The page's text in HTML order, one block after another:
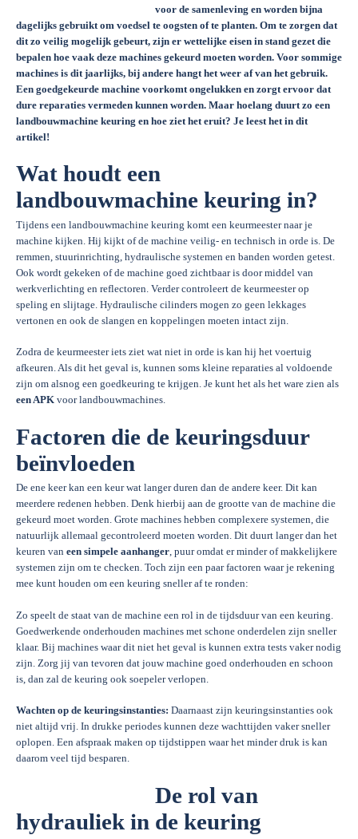
voor de samenleving en worden bijna
dagelijks gebruikt om voedsel te oogsten of te planten. Om te zorgen dat
dit zo veilig mogelijk gebeurt, zijn er wettelijke eisen in stand gezet die
bepalen hoe vaak deze machines gekeurd moeten worden. Voor sommige
machines is dit jaarlijks, bij andere hangt het weer af van het gebruik.
Een goedgekeurde machine voorkomt ongelukken en zorgt ervoor dat
dure reparaties vermeden kunnen worden. Maar hoelang duurt zo een
landbouwmachine keuring en hoe ziet het eruit? Je leest het in dit
artikel!
Wat houdt een
landbouwmachine keuring in?
Tijdens een landbouwmachine keuring komt een keurmeester naar je
machine kijken. Hij kijkt of de machine veilig- en technisch in orde is. De
remmen, stuurinrichting, hydraulische systemen en banden worden getest.
Ook wordt gekeken of de machine goed zichtbaar is door middel van
werkverlichting en reflectoren. Verder controleert de keurmeester op
speling en slijtage. Hydraulische cilinders mogen zo geen lekkages
vertonen en ook de slangen en koppelingen moeten intact zijn.
Zodra de keurmeester iets ziet wat niet in orde is kan hij het voertuig
afkeuren. Als dit het geval is, kunnen soms kleine reparaties al voldoende
zijn om alsnog een goedkeuring te krijgen. Je kunt het als het ware zien als
een APK voor landbouwmachines.
Factoren die de keuringsduur
beïnvloeden
De ene keer kan een keur wat langer duren dan de andere keer. Dit kan
meerdere redenen hebben. Denk hierbij aan de grootte van de machine die
gekeurd moet worden. Grote machines hebben complexere systemen, die
natuurlijk allemaal gecontroleerd moeten worden. Dit duurt langer dan het
keuren van een simpele aanhanger, puur omdat er minder of makkelijkere
systemen zijn om te checken. Toch zijn een paar factoren waar je rekening
mee kunt houden om een keuring sneller af te ronden:
Zo speelt de staat van de machine een rol in de tijdsduur van een keuring.
Goedwerkende onderhouden machines met schone onderdelen zijn sneller
klaar. Bij machines waar dit niet het geval is kunnen extra tests vaker nodig
zijn. Zorg jij van tevoren dat jouw machine goed onderhouden en schoon
is, dan zal de keuring ook soepeler verlopen.
Wachten op de keuringsinstanties: Daarnaast zijn keuringsinstanties ook
niet altijd vrij. In drukke periodes kunnen deze wachttijden vaker sneller
oplopen. Een afspraak maken op tijdstippen waar het minder druk is kan
daarom veel tijd besparen.
De rol van
hydrauliek in de keuring